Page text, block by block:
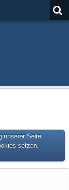
unserer Seite
setzen.